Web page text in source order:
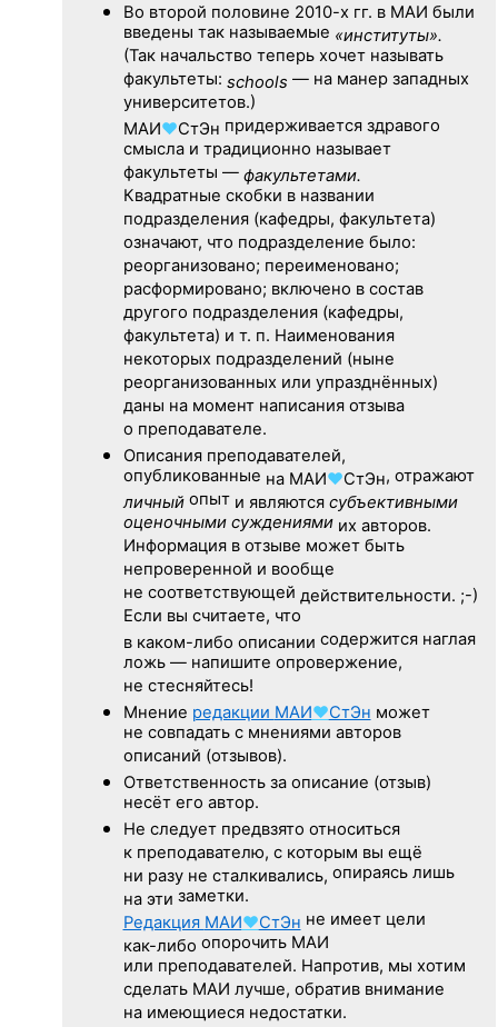
Во второй половине 2010-х гг. в МАИ были
введены так называемые «институты».
(Так начальство теперь хочет называть
факультеты: schools — на манер западных
университетов.)
МАИ♥СтЭн придерживается здравого
смысла и традиционно называет
факультеты — факультетами.
Квадратные скобки в названии
подразделения (кафедры, факультета)
означают, что подразделение было:
реорганизовано; переименовано;
расформировано; включено в состав
другого подразделения (кафедры,
факультета) и т. п. Наименования
некоторых подразделений (ныне
реорганизованных или упразднённых)
даны на момент написания отзыва
о преподавателе.
Описания преподавателей,
опубликованные на МАИ♥СтЭн, отражают
личныйопыт и являются субъективными
оценочными суждениямиих авторов.
Информация в отзыве может быть
непроверенной и вообще
не соответствующей действительности. ;-)
Если вы считаете, что
в каком-либо описании содержится наглая
ложь — напишите опровержение,
не стесняйтесь!
Мнение редакции МАИ♥СтЭн может
не совпадать с мнениями авторов
описаний (отзывов).
Ответственность за описание (отзыв)
несёт его автор.
Не следуетпредвзято относиться
к преподавателю, с которым вы ещё
ни разу не сталкивались, опираясь лишь
на эти заметки.
Редакция МАИ♥СтЭн не имеет цели
как-либо опорочить МАИ
или преподавателей. Напротив, мы хотим
сделать МАИ лучше, обратив внимание
на имеющиеся недостатки.